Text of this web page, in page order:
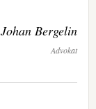
Johan Bergelin
Advokat